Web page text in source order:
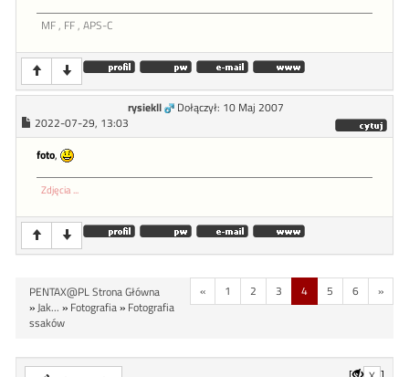
MF , FF , APS-C
rysiekll
Dołączył: 10 Maj 2007
2022-07-29, 13:03
foto,
Zdjęcia ...
« 1 2 3 4 5 6 »
PENTAX@PL Strona Główna
»Jak... » Fotografia» Fotografia
ssaków